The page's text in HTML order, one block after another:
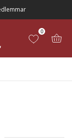
0